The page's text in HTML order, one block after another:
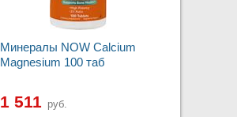
Минералы NOW Calcium
Magnesium 100 таб
1 511 руб.